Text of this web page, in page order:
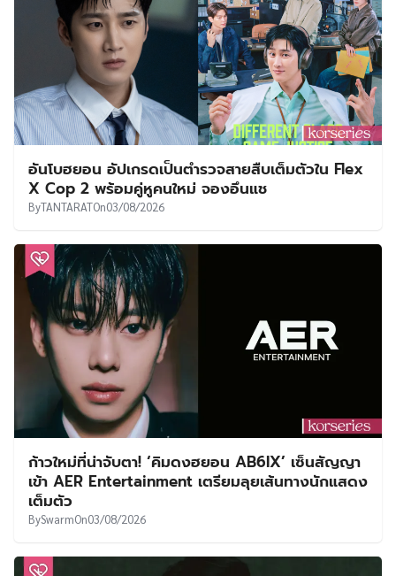
อันโบฮยอน อัปเกรดเป็นตำรวจสายสืบเต็มตัวใน Flex
X Cop 2 พร้อมคู่หูคนใหม่ จองอึนแช
ByTANTARATOn03/08/2026
ก้าวใหม่ที่น่าจับตา! ‘คิมดงฮยอน AB6IX’ เซ็นสัญญา
เข้า AER Entertainment เตรียมลุยเส้นทางนักแสดง
เต็มตัว
BySwarmOn03/08/2026